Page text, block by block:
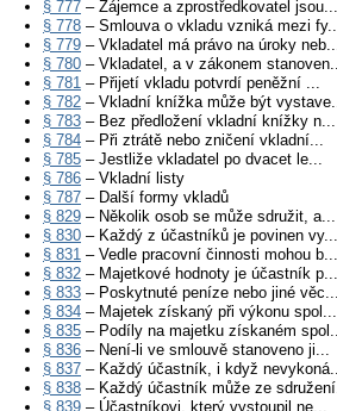
§ 777 – Zájemce a zprostředkovatel jsou...
§ 778 – Smlouva o vkladu vzniká mezi
§ 779 – Vkladatel má právo na úroky
§ 780 – Vkladatel, a v zákonem
§ 781 – Přijetí vkladu potvrdí peněžní ...
§ 782 – Vkladní knížka může být
§ 783 – Bez předložení vkladní knížky n...
§ 784 – Při ztrátě nebo zničení vkladní...
§ 785 – Jestliže vkladatel po dvacet le...
§ 786 – Vkladní listy
§ 787 – Další formy vkladů
§ 829 – Několik osob se může sdružit, a...
§ 830 – Každý z účastníků je povinen vy...
§ 831 – Vedle pracovní činnosti mohou b...
§ 832 – Majetkové hodnoty je účastník p...
§ 833 – Poskytnuté peníze nebo jiné věc...
§ 834 – Majetek získaný při výkonu spol...
§ 835 – Podíly na majetku získaném
§ 836 – Není-li ve smlouvě stanoveno ji...
§ 837 – Každý účastník, i když
§ 838 – Každý účastník může ze
§ 839 – Účastníkovi, který vystoupil ne...